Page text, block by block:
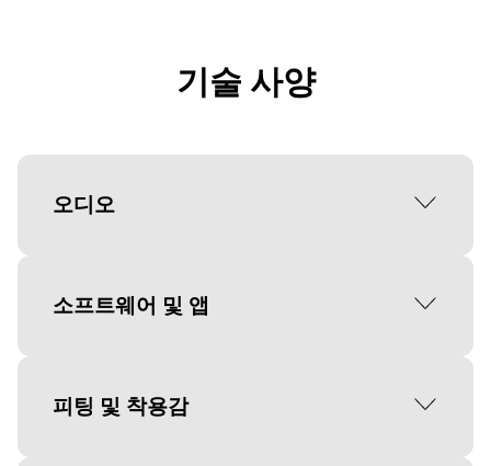
기술 사양
오디오
액티브 노이즈 캔슬링 (ANC)
스피커 크기
소프트웨어 및 앱
호환 소프트웨어 및 앱
피팅 및 착용감